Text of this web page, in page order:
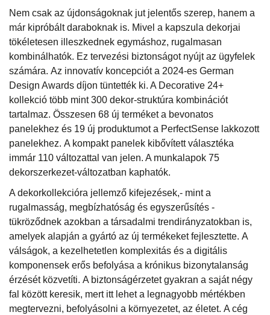
Nem csak az újdonságoknak jut jelentős szerep, hanem a
már kipróbált daraboknak is. Mivel a kapszula dekorjai
tökéletesen illeszkednek egymáshoz, rugalmasan
kombinálhatók. Ez tervezési biztonságot nyújt az ügyfelek
számára. Az innovatív koncepciót a 2024-es German
Design Awards díjon tüntették ki. A Decorative 24+
kollekció több mint 300 dekor-struktúra kombinációt
tartalmaz. Összesen 68 új terméket a bevonatos
panelekhez és 19 új produktumot a PerfectSense lakkozott
panelekhez. A kompakt panelek kibővített választéka
immár 110 változattal van jelen. A munkalapok 75
dekorszerkezet-változatban kaphatók.
A dekorkollekcióra jellemző kifejezések,- mint a
rugalmasság, megbízhatóság és egyszerűsítés -
tükröződnek azokban a társadalmi trendirányzatokban is,
amelyek alapján a gyártó az új termékeket fejlesztette. A
válságok, a kezelhetetlen komplexitás és a digitális
komponensek erős befolyása a krónikus bizonytalanság
érzését közvetíti. A biztonságérzetet gyakran a saját négy
fal között keresik, mert itt lehet a legnagyobb mértékben
megtervezni, befolyásolni a környezetet, az életet. A cég